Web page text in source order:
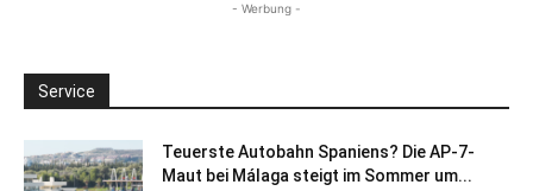
- Werbung -
Service
Teuerste Autobahn Spaniens? Die AP-7-
Maut bei Málaga steigt im Sommer um...